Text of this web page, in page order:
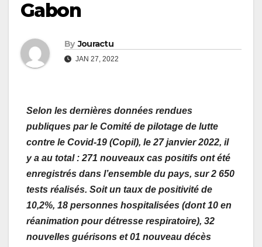
Gabon
By Jouractu
JAN 27, 2022
Selon les dernières données rendues
publiques par le Comité de pilotage de lutte
contre le Covid-19 (Copil), le 27 janvier 2022, il
y a au total : 271 nouveaux cas positifs ont été
enregistrés dans l’ensemble du pays, sur 2 650
tests réalisés. Soit un taux de positivité de
10,2%, 18 personnes hospitalisées (dont 10 en
réanimation pour détresse respiratoire), 32
nouvelles guérisons et 01 nouveau décès